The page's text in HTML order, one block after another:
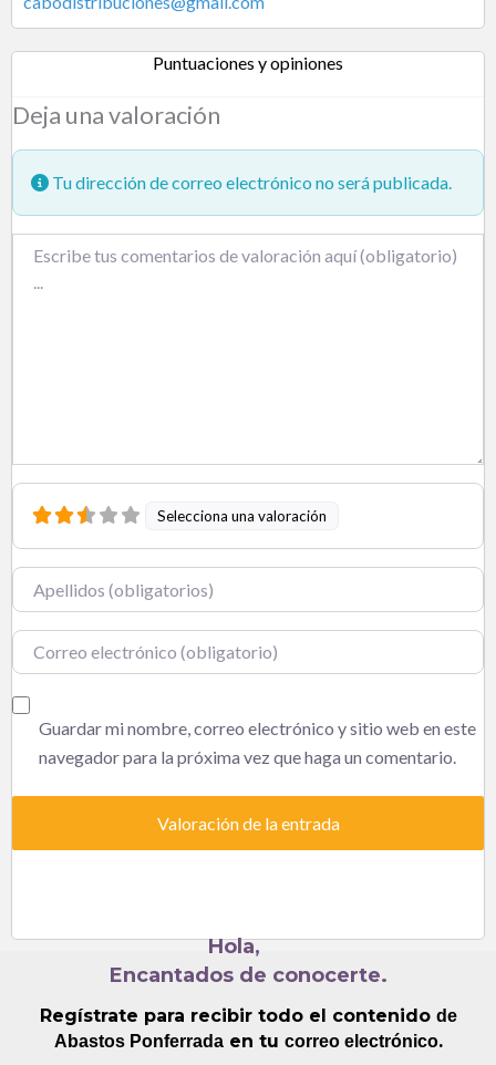
Puntuaciones y opiniones
Deja una valoración
Tu dirección de correo electrónico no será publicada.
Texto de la reseña
Selecciona una valoración
Nombre
Correo electrónico
Guardar mi nombre, correo electrónico y sitio web en este
navegador para la próxima vez que haga un comentario.
Hola,
Encantados de conocerte.
Regístrate para recibir todo el contenido de
Abastos Ponferradaen tu correo electrónico.